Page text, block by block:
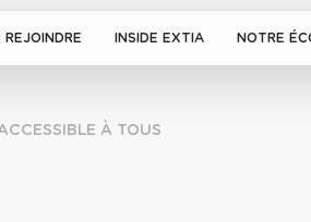
REJOINDRE INSIDE EXTIA NOTRE
À TOUS